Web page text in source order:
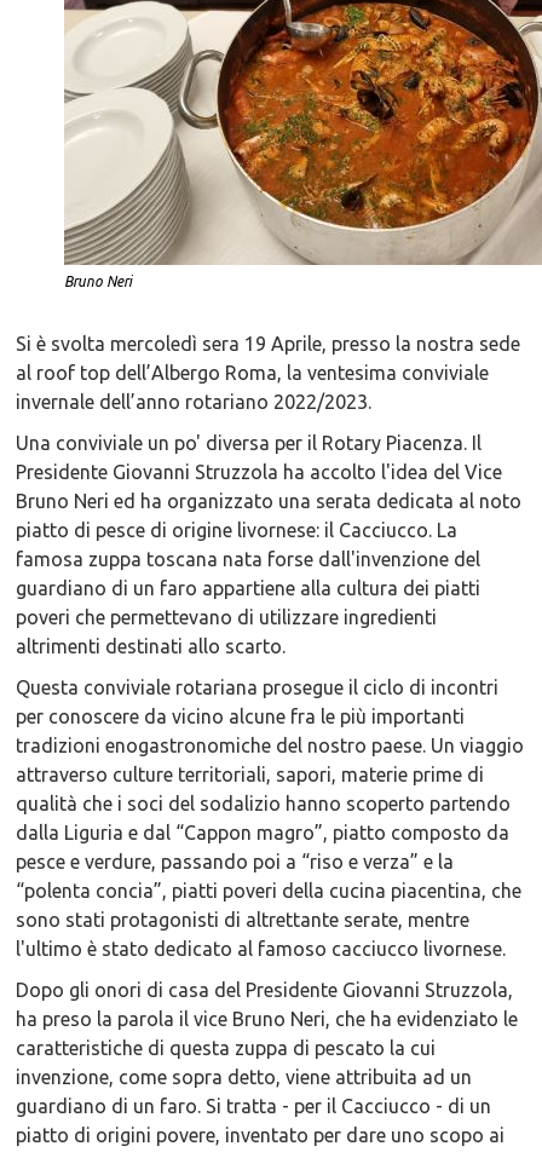
Bruno Neri
Si è svolta mercoledì sera 19 Aprile, presso la nostra sede
al roof top dell’Albergo Roma, la ventesima conviviale
invernale dell’anno rotariano 2022/2023.
Una conviviale un po' diversa per il Rotary Piacenza. Il
Presidente Giovanni Struzzola ha accolto l'idea del Vice
Bruno Neri ed ha organizzato una serata dedicata al noto
piatto di pesce di origine livornese: il Cacciucco. La
famosa zuppa toscana nata forse dall'invenzione del
guardiano di un faro appartiene alla cultura dei piatti
poveri che permettevano di utilizzare ingredienti
altrimenti destinati allo scarto.
Questa conviviale rotariana prosegue il ciclo di incontri
per conoscere da vicino alcune fra le più importanti
tradizioni enogastronomiche del nostro paese. Un viaggio
attraverso culture territoriali, sapori, materie prime di
qualità che i soci del sodalizio hanno scoperto partendo
dalla Liguria e dal “Cappon magro”, piatto composto da
pesce e verdure, passando poi a “riso e verza” e la
“polenta concia”, piatti poveri della cucina piacentina, che
sono stati protagonisti di altrettante serate, mentre
l'ultimo è stato dedicato al famoso cacciucco livornese.
Dopo gli onori di casa del Presidente Giovanni Struzzola,
ha preso la parola il vice Bruno Neri, che ha evidenziato le
caratteristiche di questa zuppa di pescato la cui
invenzione, come sopra detto, viene attribuita ad un
guardiano di un faro. Si tratta - per il Cacciucco - di un
piatto di origini povere, inventato per dare uno scopo ai